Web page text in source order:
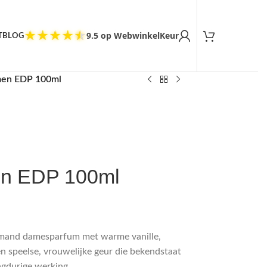
BLOG★★★★★9.5 op WebwinkelKeur
EDP 100ml
EDP 100ml
damesparfum met warme vanille,
speelse, vrouwelijke geur die bekendstaat